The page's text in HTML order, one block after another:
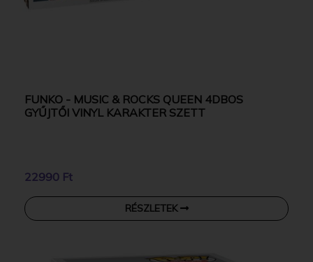
FUNKO - MUSIC & ROCKS QUEEN 4DBOS
GYŰJTŐI VINYL KARAKTER SZETT
22990 Ft
RÉSZLETEK